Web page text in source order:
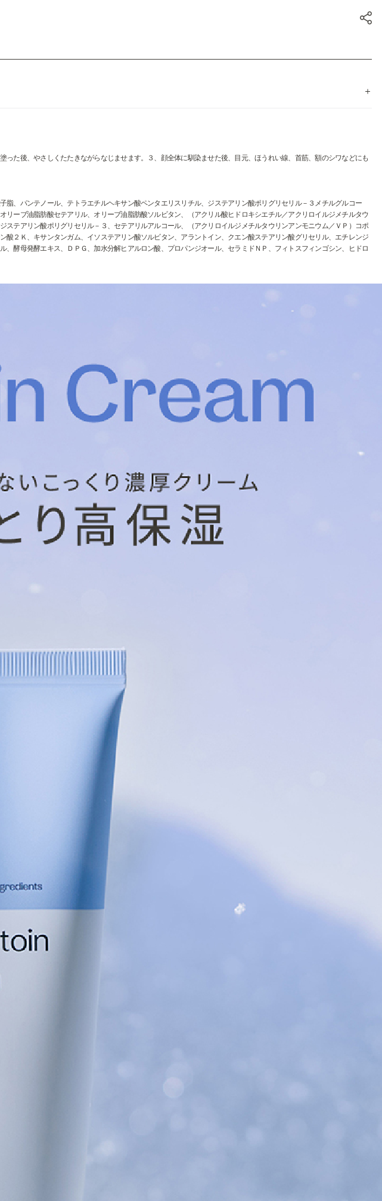
た後、やさしくたたきながらなじませます。３、顔全体に馴染ませた後、目元、ほうれい線、首筋、額のシワなどにも
、パンテノール、テトラエチルヘキサン酸ペンタエリスリチル、ジステアリン酸ポリグリセリル－３メチルグルコー
ーブ油脂肪酸セテアリル、オリーブ油脂肪酸ソルビタン、（アクリル酸ヒドロキシエチル／アクリロイルジメチルタウ
テアリン酸ポリグリセリル－３、セテアリルアルコール、（アクリロイルジメチルタウリンアンモニウム／ＶＰ）コポ
２Ｋ、キサンタンガム、イソステアリン酸ソルビタン、アラントイン、クエン酸ステアリン酸グリセリル、エチレンジ
酵母発酵エキス、ＤＰＧ、加水分解ヒアルロン酸、プロパンジオール、セラミドＮＰ、フィトスフィンゴシン、ヒドロ